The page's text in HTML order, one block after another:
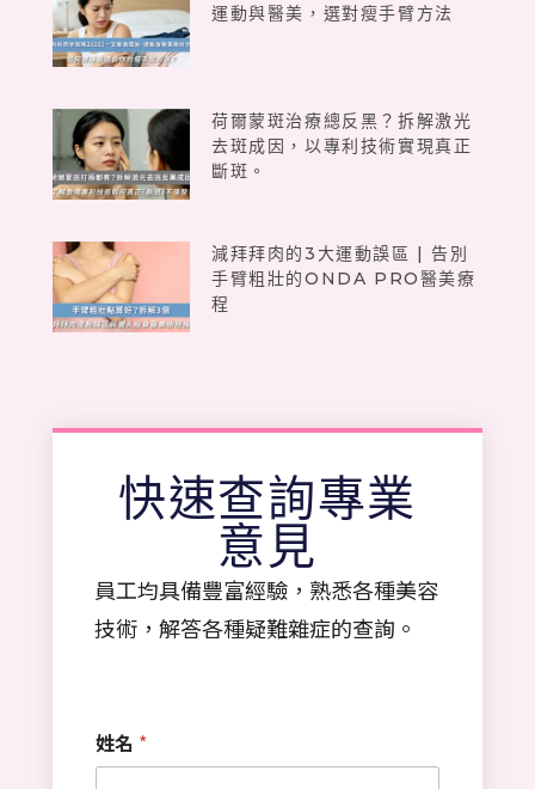
運動與醫美，選對瘦手臂方法
荷爾蒙斑治療總反黑？拆解激光
去斑成因，以專利技術實現真正
斷斑。
減拜拜肉的3大運動誤區 | 告別
手臂粗壯的ONDA PRO醫美療
程
快速查詢專業
意見
員工均具備豐富經驗，熟悉各種美容
技術，解答各種疑難雜症的查詢。
姓名 *